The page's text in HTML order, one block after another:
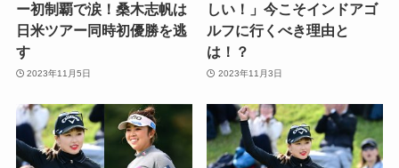
ー初制覇で涙！桑木志帆は
日米ツアー同時初優勝を逃
す
2023年11月5日
しい！」今こそインドアゴ
ルフに行くべき理由と
は！？
2023年11月3日